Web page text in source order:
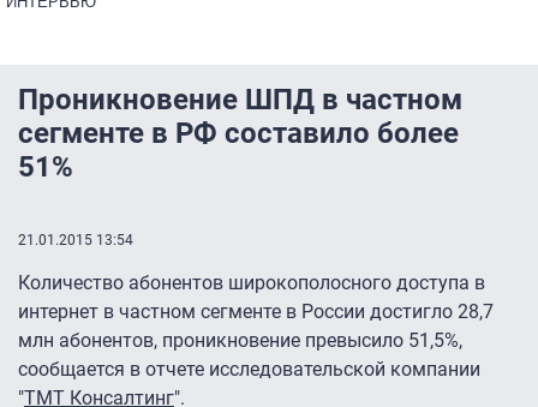
Проникновение ШПД в частном
сегменте в РФ составило более
51%
21.01.2015 13:54
Количество абонентов широкополосного доступа в
интернет в частном сегменте в России достигло 28,7
млн абонентов, проникновение превысило 51,5%,
сообщается в отчете исследовательской компании
"ТМТ Консалтинг".